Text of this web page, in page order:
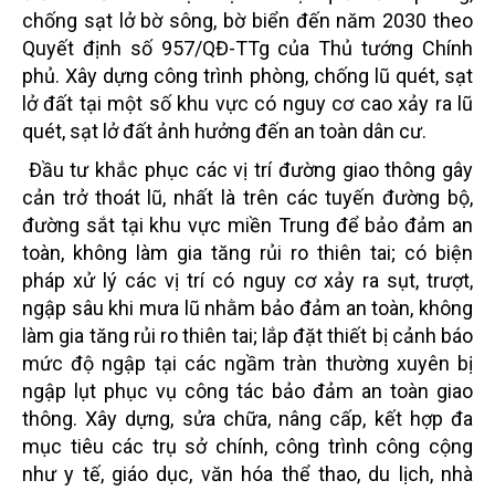
chống sạt lở bờ sông, bờ biển đến năm 2030 theo
Quyết định số 957/QĐ-TTg của Thủ tướng Chính
phủ. Xây dựng công trình phòng, chống lũ quét, sạt
lở đất tại một số khu vực có nguy cơ cao xảy ra lũ
quét, sạt lở đất ảnh hưởng đến an toàn dân cư.
Đầu tư khắc phục các vị trí đường giao thông gây
cản trở thoát lũ, nhất là trên các tuyến đường bộ,
đường sắt tại khu vực miền Trung để bảo đảm an
toàn, không làm gia tăng rủi ro thiên tai; có biện
pháp xử lý các vị trí có nguy cơ xảy ra sụt, trượt,
ngập sâu khi mưa lũ nhằm bảo đảm an toàn, không
làm gia tăng rủi ro thiên tai; lắp đặt thiết bị cảnh báo
mức độ ngập tại các ngầm tràn thường xuyên bị
ngập lụt phục vụ công tác bảo đảm an toàn giao
thông. Xây dựng, sửa chữa, nâng cấp, kết hợp đa
mục tiêu các trụ sở chính, công trình công cộng
như y tế, giáo dục, văn hóa thể thao, du lịch, nhà